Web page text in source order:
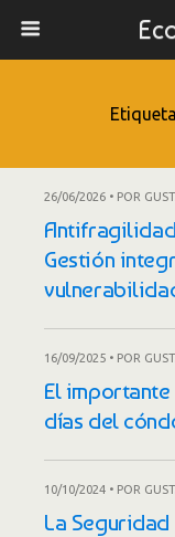
26/06/2026 • POR
Gestión
16/09/2025 • POR
El importante
días del
10/10/2024 • POR
La